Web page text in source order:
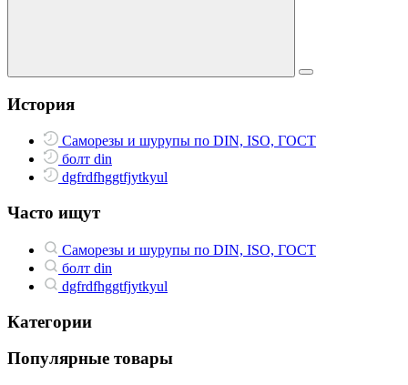
История
Саморезы и шурупы по DIN, ISO, ГОСТ
болт din
dgfrdfhggtfjytkyul
Часто ищут
Саморезы и шурупы по DIN, ISO, ГОСТ
болт din
dgfrdfhggtfjytkyul
Категории
Популярные товары